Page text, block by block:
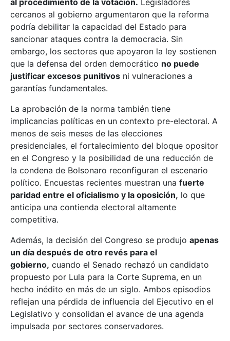
al procedimiento de la votación. Legisladores
cercanos al gobierno argumentaron que la reforma
podría debilitar la capacidad del Estado para
sancionar ataques contra la democracia. Sin
embargo, los sectores que apoyaron la ley sostienen
que la defensa del orden democrático no puede
justificar excesos punitivos ni vulneraciones a
garantías fundamentales.
La aprobación de la norma también tiene
implicancias políticas en un contexto pre-electoral. A
menos de seis meses de las elecciones
presidenciales, el fortalecimiento del bloque opositor
en el Congreso y la posibilidad de una reducción de
la condena de Bolsonaro reconfiguran el escenario
político. Encuestas recientes muestran una fuerte
paridad entre el oficialismo y la oposición, lo que
anticipa una contienda electoral altamente
competitiva.
Además, la decisión del Congreso se produjo apenas
un día después de otro revés para el
gobierno, cuando el Senado rechazó un candidato
propuesto por Lula para la Corte Suprema, en un
hecho inédito en más de un siglo. Ambos episodios
reflejan una pérdida de influencia del Ejecutivo en el
Legislativo y consolidan el avance de una agenda
impulsada por sectores conservadores.